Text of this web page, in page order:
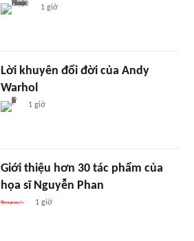
1 giờ
Lời khuyên đổi đời của Andy
Warhol
1 giờ
Giới thiệu hơn 30 tác phẩm của
họa sĩ Nguyễn Phan
1 giờ